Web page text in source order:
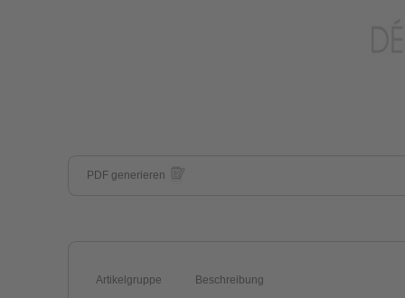
PDF generieren
Artikelgruppe Beschreibung